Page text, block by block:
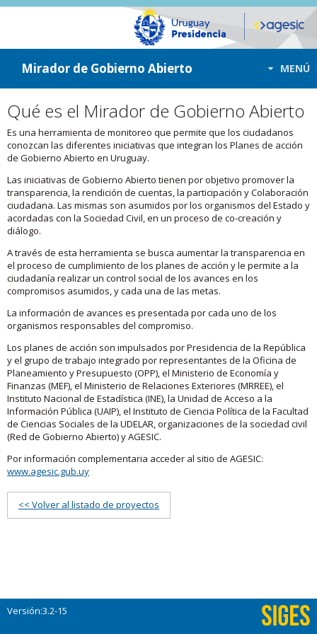
ir a contenido
ir al menú
Mirador de Gobierno Abierto MENÚ
Qué es el Mirador de Gobierno Abierto
Es una herramienta de monitoreo que permite que los ciudadanos
conozcan las diferentes iniciativas que integran los Planes de acción
de Gobierno Abierto en Uruguay.
Las iniciativas de Gobierno Abierto tienen por objetivo promover la
transparencia, la rendición de cuentas, la participación y Colaboración
ciudadana. Las mismas son asumidos por los organismos del Estado y
acordadas con la Sociedad Civil, en un proceso de co-creación y
diálogo.
A través de esta herramienta se busca aumentar la transparencia en
el proceso de cumplimiento de los planes de acción y le permite a la
ciudadanía realizar un control social de los avances en los
compromisos asumidos, y cada una de las metas.
La información de avances es presentada por cada uno de los
organismos responsables del compromiso.
Los planes de acción son impulsados por Presidencia de la República
y el grupo de trabajo integrado por representantes de la Oficina de
Planeamiento y Presupuesto (OPP), el Ministerio de Economía y
Finanzas (MEF), el Ministerio de Relaciones Exteriores (MRREE), el
Instituto Nacional de Estadística (INE), la Unidad de Acceso a la
Información Pública (UAIP), el Instituto de Ciencia Política de la Facultad
de Ciencias Sociales de la UDELAR, organizaciones de la sociedad civil
(Red de Gobierno Abierto) y AGESIC.
Por información complementaria acceder al sitio de AGESIC:
www.agesic.gub.uy
<< Volver al listado de proyectos
Versión:3.2-15